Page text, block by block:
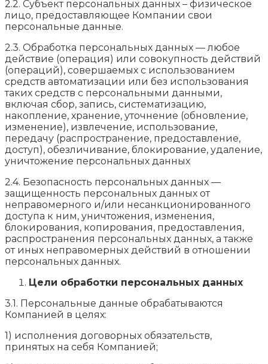
2.2. Субъект персональных данных – физическое
лицо, предоставляющее Компании свои
персональные данные.
2.3. Обработка персональных данных — любое
действие (операция) или совокупность действий
(операций), совершаемых с использованием
средств автоматизации или без использования
таких средств с персональными данными,
включая сбор, запись, систематизацию,
накопление, хранение, уточнение (обновление,
изменение), извлечение, использование,
передачу (распространение, предоставление,
доступ), обезличивание, блокирование, удаление,
уничтожение персональных данных
2.4. Безопасность персональных данных —
защищенность персональных данных от
неправомерного и/или несанкционированного
доступа к ним, уничтожения, изменения,
блокирования, копирования, предоставления,
распространения персональных данных, а также
от иных неправомерных действий в отношении
персональных данных.
Цели обработки персональных данных
3.1. Персональные данные обрабатываются
Компанией в целях:
1) исполнения договорных обязательств,
принятых на себя Компанией;